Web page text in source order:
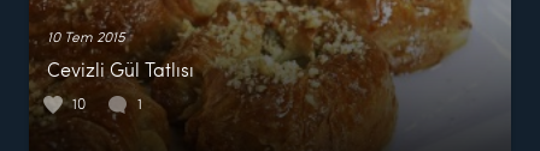
10 Tem 2015
Cevizli Gül Tatlısı
10 1